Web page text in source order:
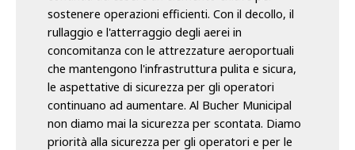
sostenere operazioni efficienti. Con il decollo, il
rullaggio e l'atterraggio degli aerei in
concomitanza con le attrezzature aeroportuali
che mantengono l'infrastruttura pulita e sicura,
le aspettative di sicurezza per gli operatori
continuano ad aumentare. Al Bucher Municipal
non diamo mai la sicurezza per scontata. Diamo
priorità alla sicurezza per gli operatori e per le